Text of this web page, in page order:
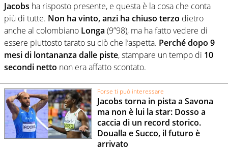
Jacobs ha risposto presente, e questa è la cosa che conta
più di tutte. Non ha vinto, anzi ha chiuso terzo dietro
anche al colombiano Longa (9”98), ma ha fatto vedere di
essere piuttosto tarato su ciò che l’aspetta. Perché dopo 9
mesi di lontananza dalle piste, stampare un tempo di 10
secondi netto non era affatto scontato.
Forse ti può interessare
Jacobs torna in pista a Savona
ma non è lui la star: Dosso a
caccia di un record storico.
Doualla e Succo, il futuro è
arrivato